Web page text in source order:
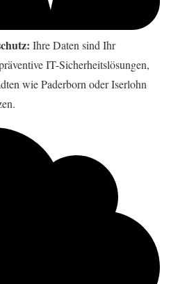
Ihre Daten sind Ihr
IT-Sicherheitslösungen,
wie Paderborn oder Iserlohn